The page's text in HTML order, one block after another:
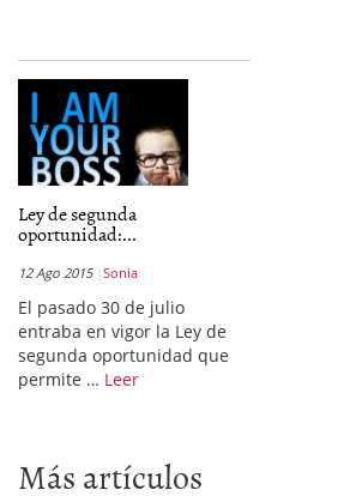
Ley de segunda
oportunidad:...
12 Ago 2015 Sonia
El pasado 30 de julio
entraba en vigor la Ley de
segunda oportunidad que
permite … Leer
Más artículos